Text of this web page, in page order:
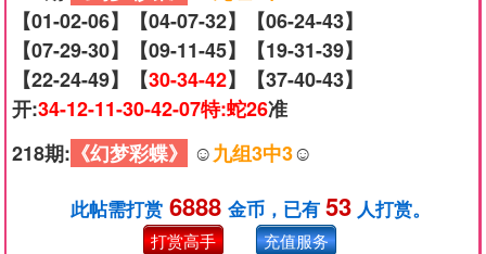
【01-02-06】【04-07-32】【06-24-43】
【07-29-30】【09-11-45】【19-31-39】
【22-24-49】【30-34-42】【37-40-43】
开:34-12-11-30-42-07特:蛇26准
218期: 《幻梦彩蝶》 ☺️九组3中3☺️
此帖需打赏 6888金币，已有53 人打赏。
打赏高手 充值服务